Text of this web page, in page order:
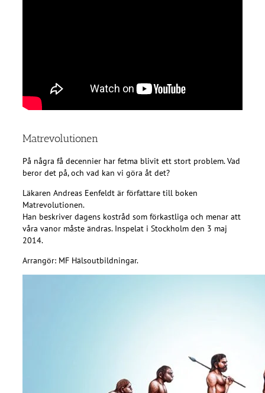
Matrevolutionen
På några få decennier har fetma blivit ett stort problem. Vad
beror det på, och vad kan vi göra åt det?
Läkaren Andreas Eenfeldt är författare till boken
Matrevolutionen.
Han beskriver dagens kostråd som förkastliga och menar att
våra vanor måste ändras. Inspelat i Stockholm den 3 maj
2014.
Arrangör: MF Hälsoutbildningar.